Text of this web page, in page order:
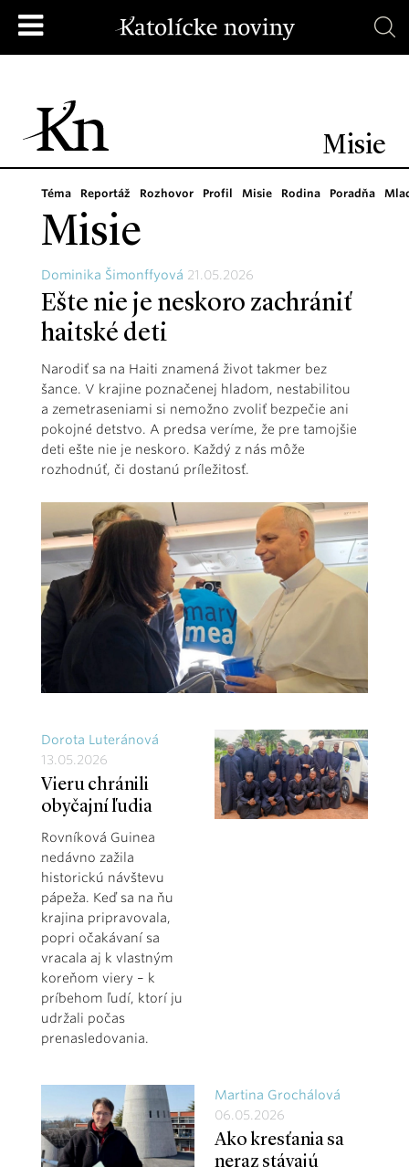
Misie
Téma Reportáž Rozhovor Profil Misie Rodina Poradňa
Misie
Dominika Šimonffyová 21.05.2026
Ešte nie je neskoro zachrániť
haitské deti
Narodiť sa na Haiti znamená život takmer bez
šance. V krajine poznačenej hladom, nestabilitou
a zemetraseniami si nemožno zvoliť bezpečie ani
pokojné detstvo. A predsa veríme, že pre tamojšie
deti ešte nie je neskoro. Každý z nás môže
rozhodnúť, či dostanú príležitosť.
Dorota Luteránová
13.05.2026
Vieru chránili
obyčajní ľudia
Rovníková Guinea
nedávno zažila
historickú návštevu
pápeža. Keď sa na ňu
krajina pripravovala,
popri očakávaní sa
vracala aj k vlastným
koreňom viery – k
príbehom ľudí, ktorí ju
udržali počas
prenasledovania.
Martina Grochálová
06.05.2026
Ako kresťania sa
neraz stávajú